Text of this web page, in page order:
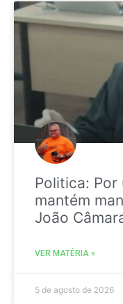
Politica: Por
mantém
João
VER MATÉRIA »
5 de agosto de 2026